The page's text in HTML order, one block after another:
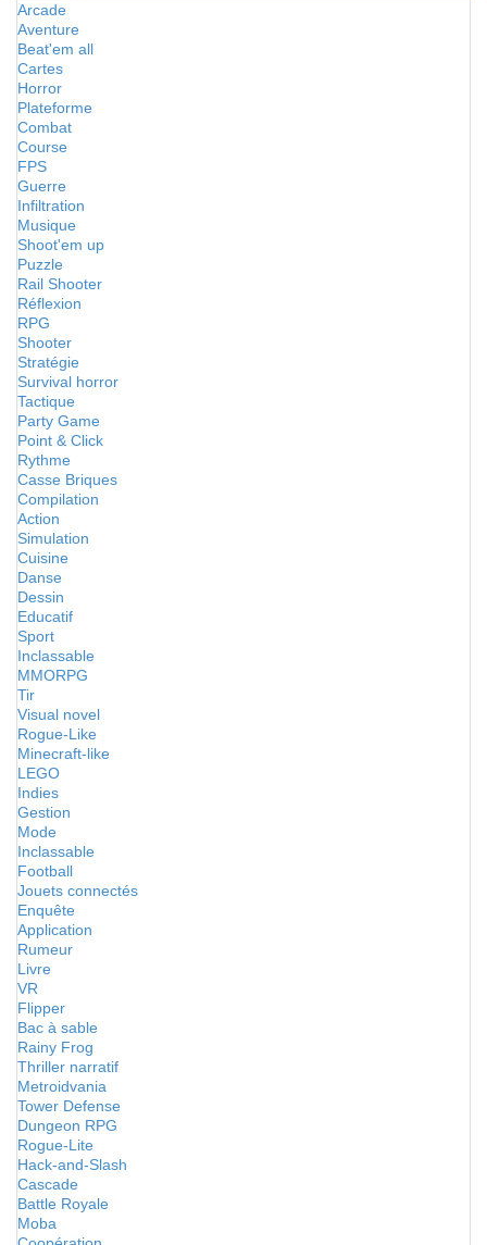
Arcade
Aventure
Beat'em all
Cartes
Horror
Plateforme
Combat
Course
FPS
Guerre
Infiltration
Musique
Shoot'em up
Puzzle
Rail Shooter
Réflexion
RPG
Shooter
Stratégie
Survival horror
Tactique
Party Game
Point & Click
Rythme
Casse Briques
Compilation
Action
Simulation
Cuisine
Danse
Dessin
Educatif
Sport
Inclassable
MMORPG
Tir
Visual novel
Rogue-Like
Minecraft-like
LEGO
Indies
Gestion
Mode
Inclassable
Football
Jouets connectés
Enquête
Application
Rumeur
Livre
VR
Flipper
Bac à sable
Rainy Frog
Thriller narratif
Metroidvania
Tower Defense
Dungeon RPG
Rogue-Lite
Hack-and-Slash
Cascade
Battle Royale
Moba